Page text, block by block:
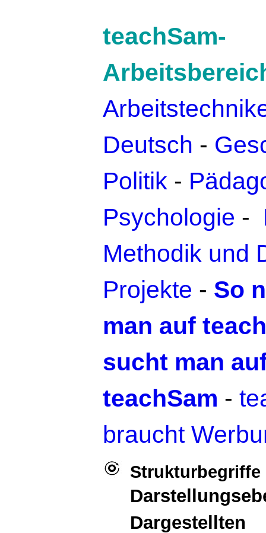
teachSam-
Deutsch -
Politik -
Psychologie -
Methodik und
Projekte - So
man auf
sucht man
teachSam -
braucht
Strukturbegriffe
Dargestellten